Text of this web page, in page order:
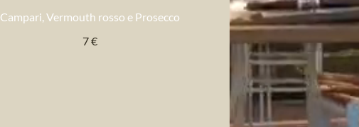
Campari, Vermouth rosso e Prosecco
7 €